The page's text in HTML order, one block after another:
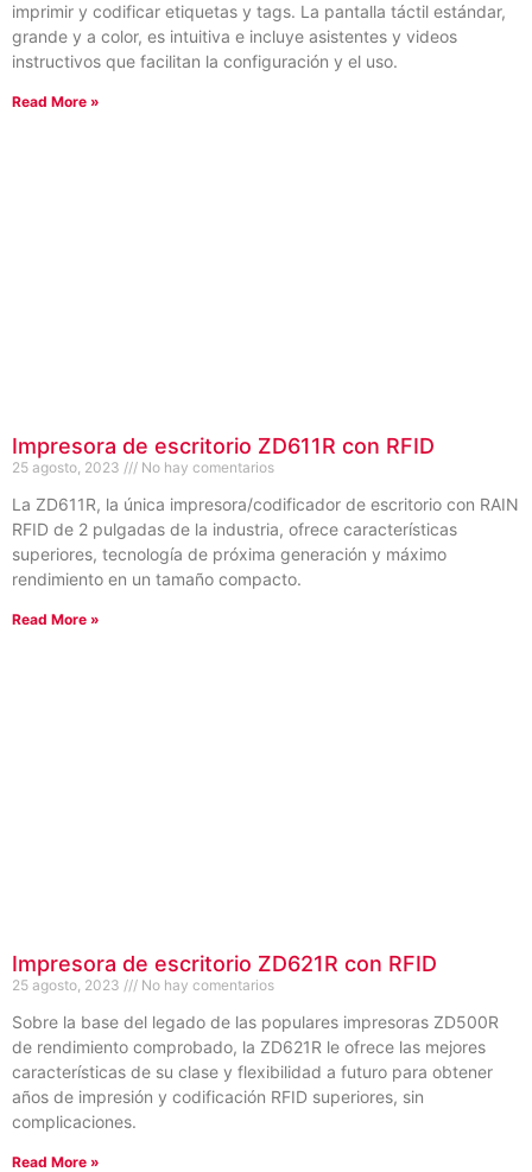
imprimir y codificar etiquetas y tags. La pantalla táctil estándar,
grande y a color, es intuitiva e incluye asistentes y videos
instructivos que facilitan la configuración y el uso.
Read More »
Impresora de escritorio ZD611R con RFID
25 agosto, 2023 No hay comentarios
La ZD611R, la única impresora/codificador de escritorio con RAIN
RFID de 2 pulgadas de la industria, ofrece características
superiores, tecnología de próxima generación y máximo
rendimiento en un tamaño compacto.
Read More »
Impresora de escritorio ZD621R con RFID
25 agosto, 2023 No hay comentarios
Sobre la base del legado de las populares impresoras ZD500R
de rendimiento comprobado, la ZD621R le ofrece las mejores
características de su clase y flexibilidad a futuro para obtener
años de impresión y codificación RFID superiores, sin
complicaciones.
Read More »